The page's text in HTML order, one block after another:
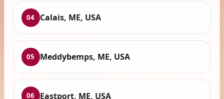
04 Calais, ME, USA
05 Meddybemps, ME, USA
06 Eastport, ME, USA